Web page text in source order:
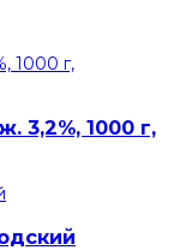
3,2%, 1000 г,